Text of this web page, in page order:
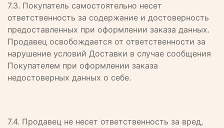
7.3. Покупатель самостоятельно несет
ответственность за содержание и достоверность
предоставленных при оформлении заказа данных.
Продавец освобождается от ответственности за
нарушение условий Доставки в случае сообщения
Покупателем при оформлении заказа
недостоверных данных о себе.
7.4. Продавец не несет ответственность за вред,